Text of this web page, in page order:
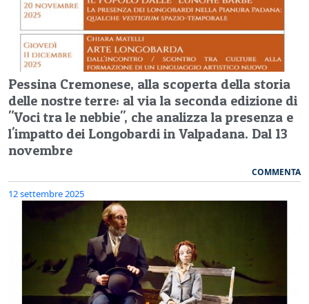
Pessina Cremonese, alla scoperta della storia
delle nostre terre: al via la seconda edizione di
"Voci tra le nebbie", che analizza la presenza e
l'impatto dei Longobardi in Valpadana. Dal 13
novembre
COMMENTA
12 settembre 2025